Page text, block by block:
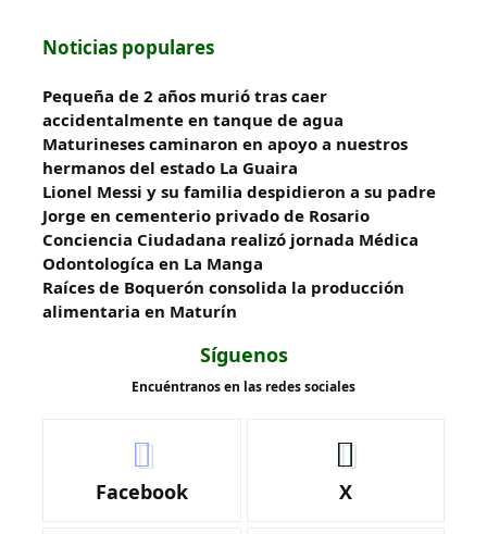
Noticias populares
Pequeña de 2 años murió tras caer
accidentalmente en tanque de agua
Maturineses caminaron en apoyo a nuestros
hermanos del estado La Guaira
Lionel Messi y su familia despidieron a su padre
Jorge en cementerio privado de Rosario
Conciencia Ciudadana realizó jornada Médica
Odontologíca en La Manga
Raíces de Boquerón consolida la producción
alimentaria en Maturín
Síguenos
Encuéntranos en las redes sociales
Facebook X